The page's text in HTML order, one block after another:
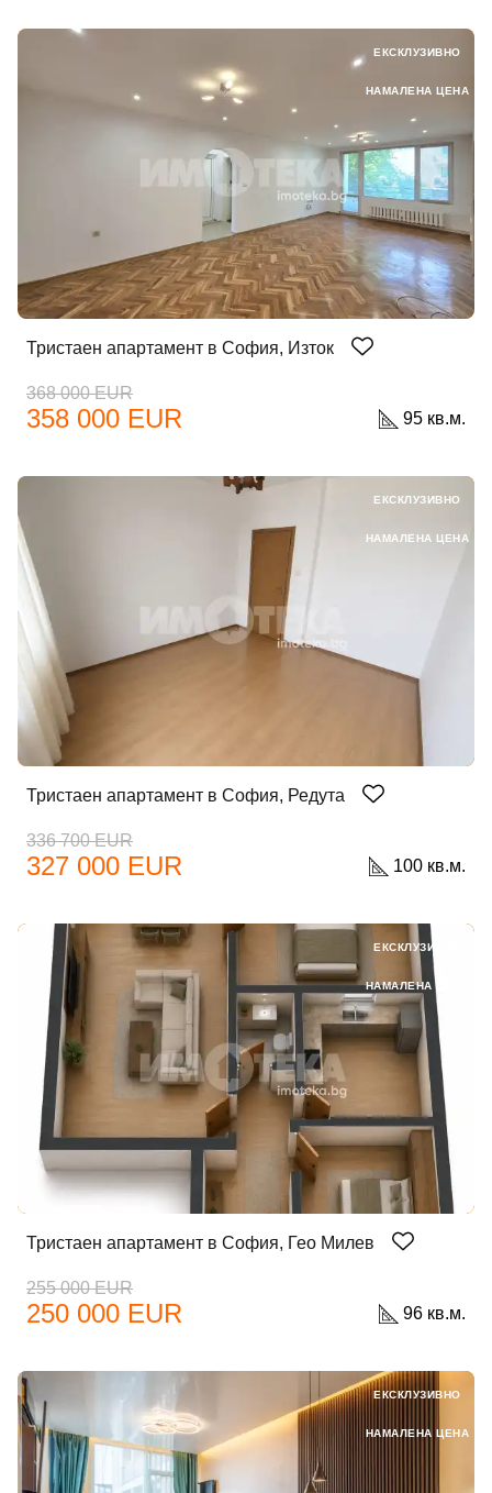
Тристаен апартамент в София, Изток
368 000 EUR
358 000 EUR 95 кв.м.
ЕКСКЛУЗИВНО
НАМАЛЕНА ЦЕНА
Тристаен апартамент в София, Редута
336 700 EUR
327 000 EUR 100 кв.м.
ЕКСКЛУЗИВНО
НАМАЛЕНА ЦЕНА
Тристаен апартамент в София, Гео Милев
255 000 EUR
250 000 EUR 96 кв.м.
ЕКСКЛУЗИВНО
НАМАЛЕНА ЦЕНА
ЕКСКЛУЗИВНО
НАМАЛЕНА ЦЕНА